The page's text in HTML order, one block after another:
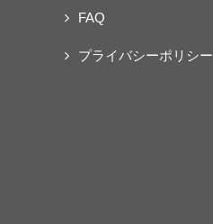
FAQ
プライバシーポリシー